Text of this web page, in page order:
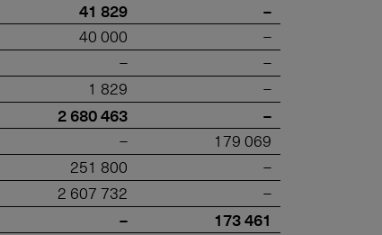
41 829 –
40 000
–
–
–
1 829 –
2 680 463 –
–
179 069
251 800
–
2 607 732 –
– 173 461